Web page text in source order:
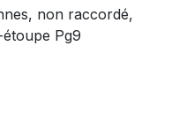
non raccordé,
Pg9